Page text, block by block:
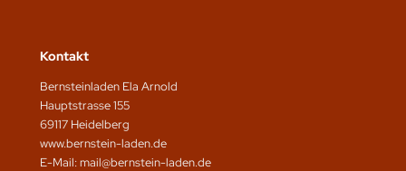
Kontakt
Bernsteinladen Ela Arnold
Hauptstrasse 155
69117 Heidelberg
www.bernstein-laden.de
E-Mail: mail@bernstein-laden.de